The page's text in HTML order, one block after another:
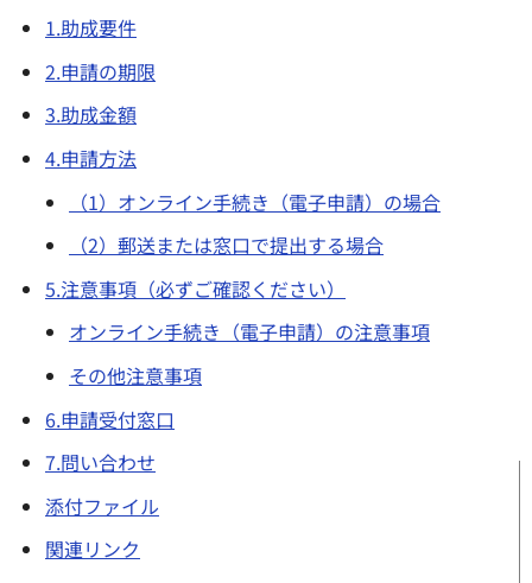
1.助成要件
2.申請の期限
3.助成金額
4.申請方法
（1）オンライン手続き（電子申請）の場合
（2）郵送または窓口で提出する場合
5.注意事項（必ずご確認ください）
オンライン手続き（電子申請）の注意事項
その他注意事項
6.申請受付窓口
7.問い合わせ
添付ファイル
関連リンク